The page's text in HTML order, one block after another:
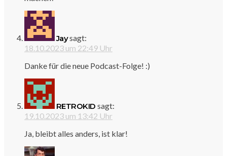
Jaysagt:
18.10.2023 um 22:49 Uhr
Danke für die neue Podcast-Folge! :)
RETROKID sagt:
19.10.2023 um 13:42 Uhr
Ja, bleibt alles anders, ist klar!